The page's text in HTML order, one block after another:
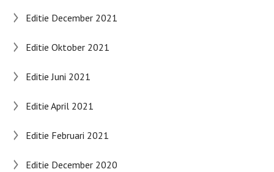
Editie December 2021
Editie Oktober 2021
Editie Juni 2021
Editie April 2021
Editie Februari 2021
Editie December 2020